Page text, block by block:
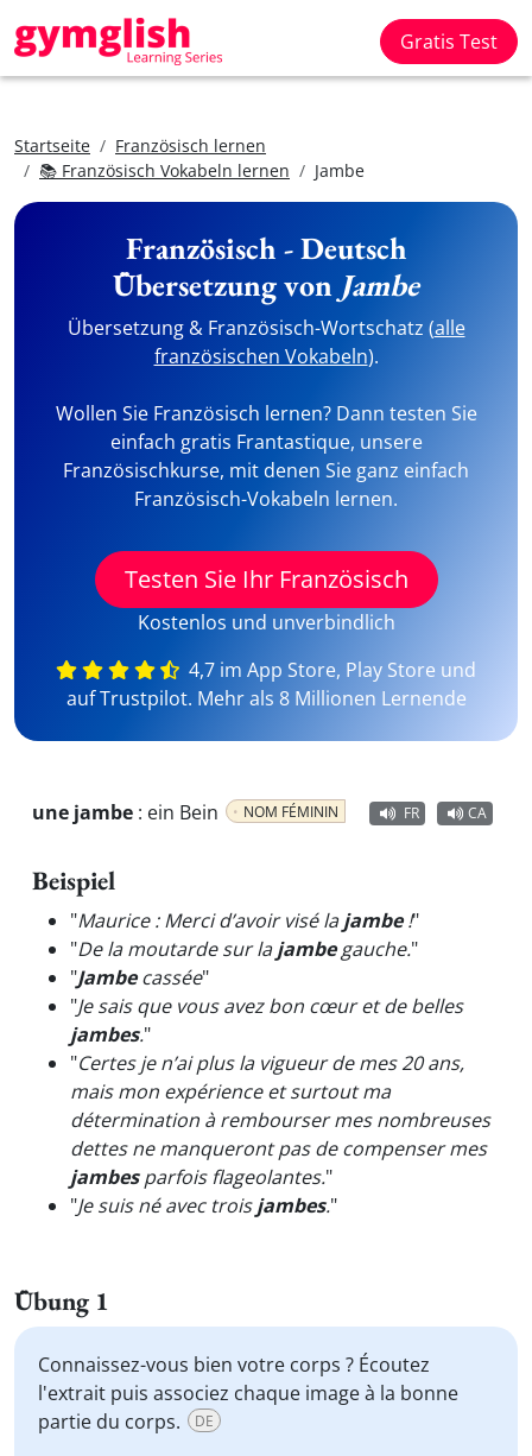
Gratis Test
Startseite
Französisch lernen
📚 Französisch Vokabeln lernen
Jambe
Französisch - Deutsch
Übersetzung von Jambe
Übersetzung & Französisch-Wortschatz (alle
französischen Vokabeln).
Wollen Sie Französisch lernen? Dann testen Sie
einfach gratis Frantastique, unsere
Französischkurse, mit denen Sie ganz einfach
Französisch-Vokabeln lernen.
Testen Sie Ihr Französisch
Kostenlos und unverbindlich
4,7 im App Store, Play Store und
auf Trustpilot. Mehr als 8 Millionen Lernende
une jambe : ein Bein NOM FÉMININ FR CA
Beispiel
"Maurice : Merci d’avoir visé lajambe!"
"De la moutarde sur lajambegauche."
"Jambecassée"
"Je sais que vous avez bon cœur et de belles
jambes."
"Certes je n’ai plus la vigueur de mes 20 ans,
mais mon expérience et surtout ma
détermination à rembourser mes nombreuses
dettes ne manqueront pas de compenser mes
jambesparfois flageolantes."
"Je suis né avec troisjambes."
Übung 1
Connaissez-vous bien votre corps ? Écoutez
l'extrait puis associez chaque image à la bonne
partie du corps.
DE